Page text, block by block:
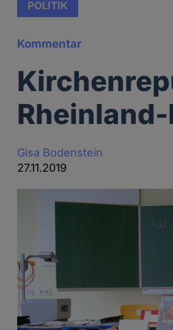
POLITIK
Kommentar
Gisa Bodenstein
27.11.2019